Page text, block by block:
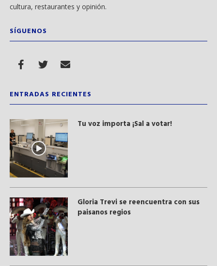
cultura, restaurantes y opinión.
SÍGUENOS
ENTRADAS RECIENTES
Tu voz importa ¡Sal a votar!
Gloria Trevi se reencuentra con sus
paisanos regios